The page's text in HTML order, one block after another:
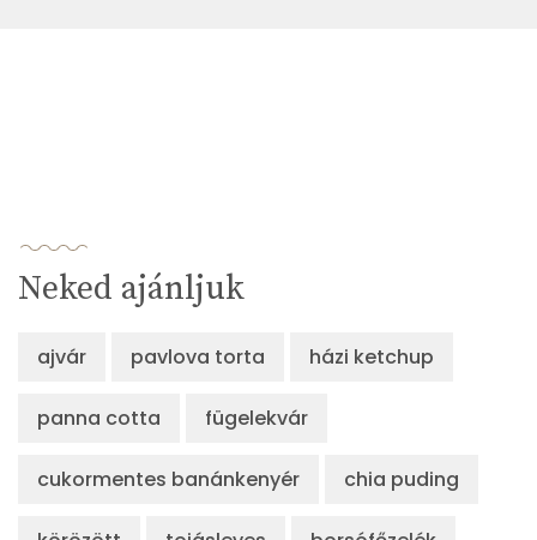
Neked ajánljuk
ajvár pavlova torta házi ketchup
panna cotta fügelekvár
cukormentes banánkenyér chia puding